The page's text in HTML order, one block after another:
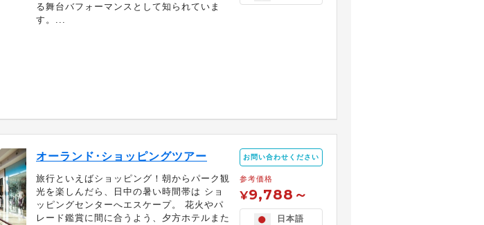
る舞台バフォーマンスとして知られていま
す。...
オーランド･ショッピングツアー
旅行といえばショッピング！朝からパーク観
光を楽しんだら、日中の暑い時間帯は ショ
ッピングセンターへエスケープ。 花火やパ
レード鑑賞に間に合うよう、夕方ホテルまた
お問い合わせください
参考価格
¥9,788～
日本語